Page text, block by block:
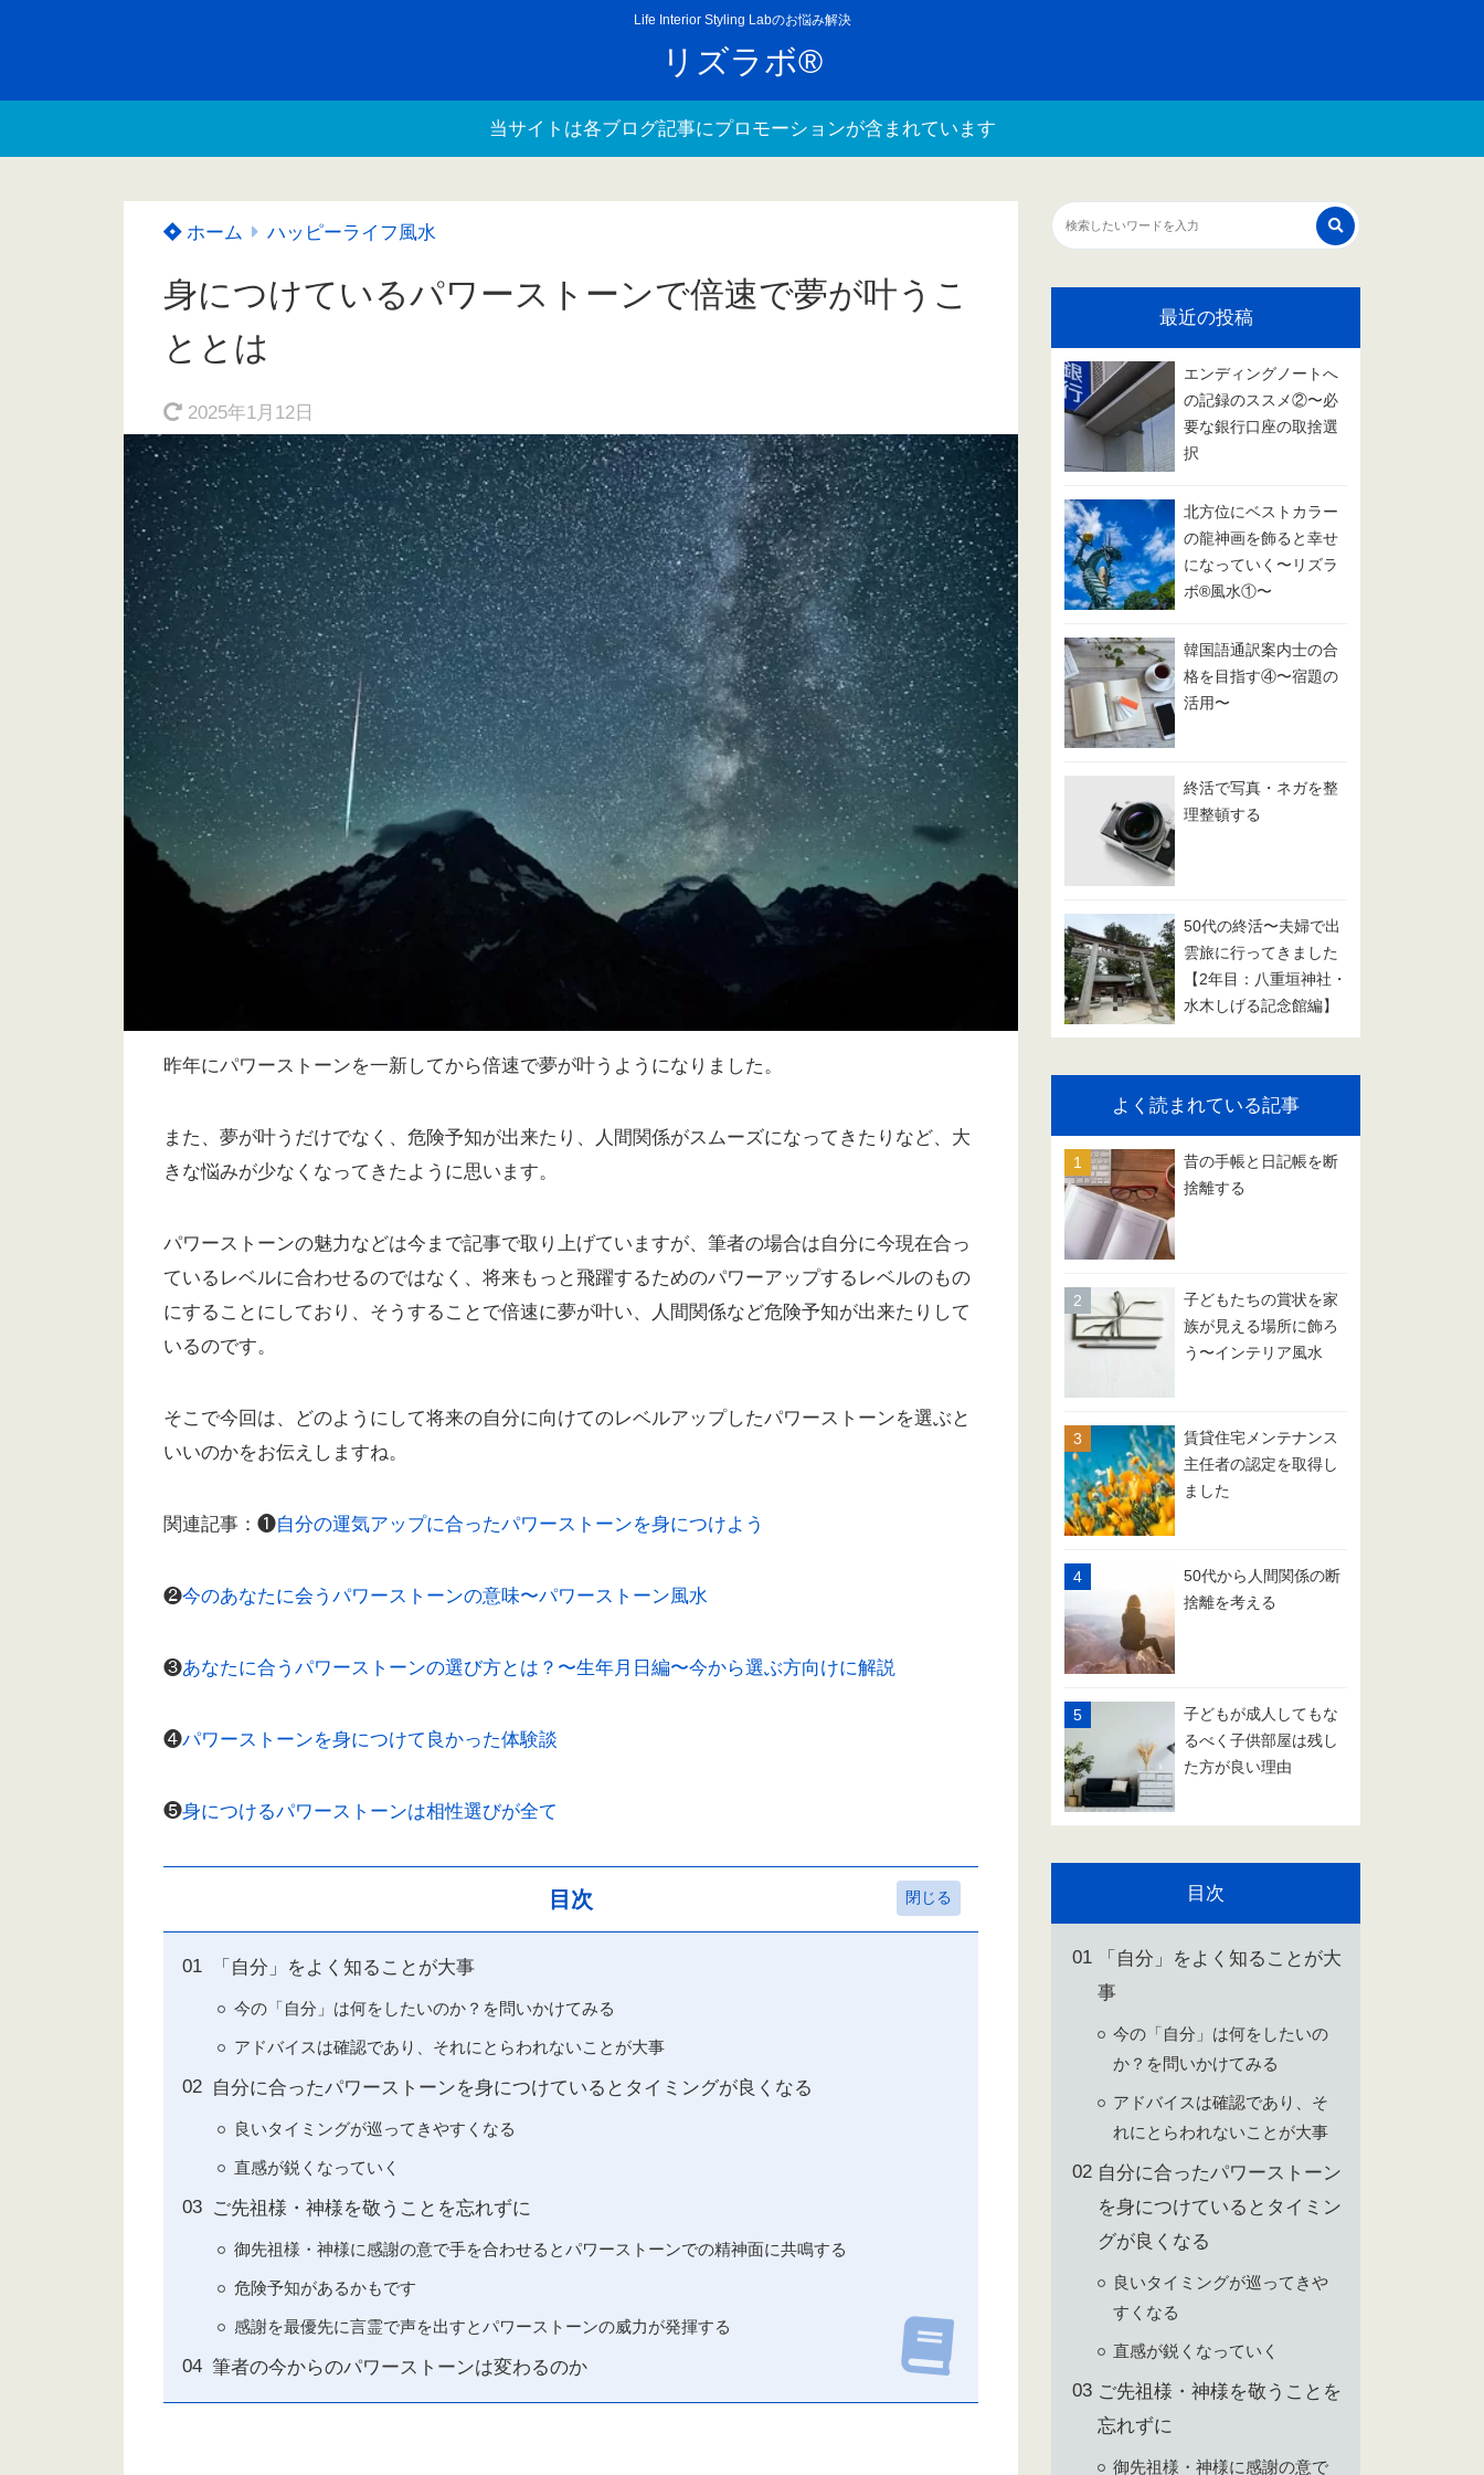
Life Interior Styling Labのお悩み解決
リズラボ®
当サイトは各ブログ記事にプロモーションが含まれています
ホーム ハッピーライフ風水
身につけているパワーストーンで倍速で夢が叶うこ
ととは
2025年1月12日
昨年にパワーストーンを一新してから倍速で夢が叶うようになりました。
また、夢が叶うだけでなく、危険予知が出来たり、人間関係がスムーズになってきたりなど、大
きな悩みが少なくなってきたように思います。
パワーストーンの魅力などは今まで記事で取り上げていますが、筆者の場合は自分に今現在合っ
ているレベルに合わせるのではなく、将来もっと飛躍するためのパワーアップするレベルのもの
にすることにしており、そうすることで倍速に夢が叶い、人間関係など危険予知が出来たりして
いるのです。
そこで今回は、どのようにして将来の自分に向けてのレベルアップしたパワーストーンを選ぶと
いいのかをお伝えしますね。
関連記事：❶自分の運気アップに合ったパワーストーンを身につけよう
❷今のあなたに会うパワーストーンの意味〜パワーストーン風水
❸あなたに合うパワーストーンの選び方とは？〜生年月日編〜今から選ぶ方向けに解説
❹パワーストーンを身につけて良かった体験談
❺身につけるパワーストーンは相性選びが全て
目次
「自分」をよく知ることが大事
今の「自分」は何をしたいのか？を問いかけてみる
アドバイスは確認であり、それにとらわれないことが大事
自分に合ったパワーストーンを身につけているとタイミングが良くなる
良いタイミングが巡ってきやすくなる
直感が鋭くなっていく
ご先祖様・神様を敬うことを忘れずに
御先祖様・神様に感謝の意で手を合わせるとパワーストーンでの精神面に共鳴する
危険予知があるかもです
感謝を最優先に言霊で声を出すとパワーストーンの威力が発揮する
筆者の今からのパワーストーンは変わるのか
最近の投稿
エンディングノートへ
の記録のススメ②〜必
要な銀行口座の取捨選
択
北方位にベストカラー
の龍神画を飾ると幸せ
になっていく〜リズラ
ボ®️風水①〜
韓国語通訳案内士の合
格を目指す④〜宿題の
活用〜
終活で写真・ネガを整
理整頓する
50代の終活〜夫婦で出
雲旅に行ってきました
【2年目：八重垣神社・
水木しげる記念館編】
よく読まれている記事
昔の手帳と日記帳を断
捨離する
子どもたちの賞状を家
族が見える場所に飾ろ
う〜インテリア風水
賃貸住宅メンテナンス
主任者の認定を取得し
ました
50代から人間関係の断
捨離を考える
子どもが成人してもな
るべく子供部屋は残し
た方が良い理由
目次
「自分」をよく知ることが大
事
今の「自分」は何をしたいの
か？を問いかけてみる
アドバイスは確認であり、そ
れにとらわれないことが大事
自分に合ったパワーストーン
を身につけているとタイミン
グが良くなる
良いタイミングが巡ってきや
すくなる
直感が鋭くなっていく
ご先祖様・神様を敬うことを
忘れずに
御先祖様・神様に感謝の意で